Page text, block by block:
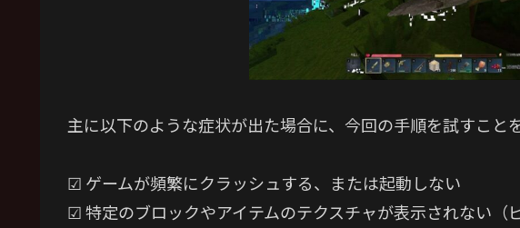
主に以下のような症状が出た場合に、今回の手順を試すこと
☑ ゲームが頻繁にクラッシュする、または起動しない
☑ 特定のブロックやアイテムのテクスチャが表示されない（